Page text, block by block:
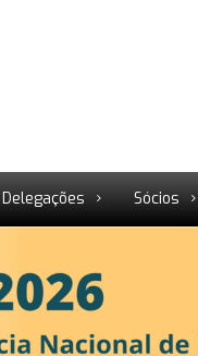
Delegações Sócios